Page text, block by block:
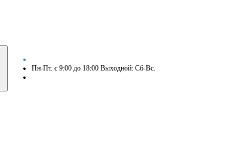
Пн-Пт. с 9:00 до 18:00 Выходной: Сб-Вс.